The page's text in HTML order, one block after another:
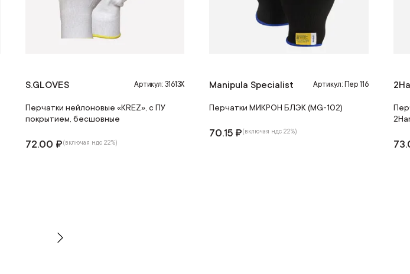
S.GLOVES Артикул: 31613Х
Перчатки нейлоновые «KREZ», с ПУ
покрытием, бесшовные
72.00 ₽(включая ндс 22%)
Manipula Specialist Артикул: Пер 116
Перчатки МИКРОН БЛЭК (MG-102)
70.15 ₽(включая ндс 22%)